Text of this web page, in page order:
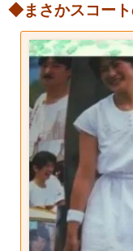
◆まさかスコー